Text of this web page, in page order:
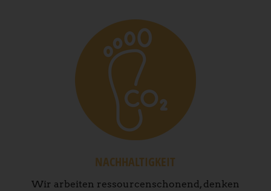
NACHHALTIGKEIT
Wir arbeiten ressourcenschonend, denken